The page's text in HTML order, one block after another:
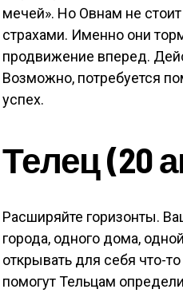
мечей». Но Овнам не
страхами. Именно они
продвижение вперед.
Возможно, потребуется
успех.
Телец (20
Расширяйте горизонты.
города, одного дома,
открывать для себя что-
помогут Тельцам